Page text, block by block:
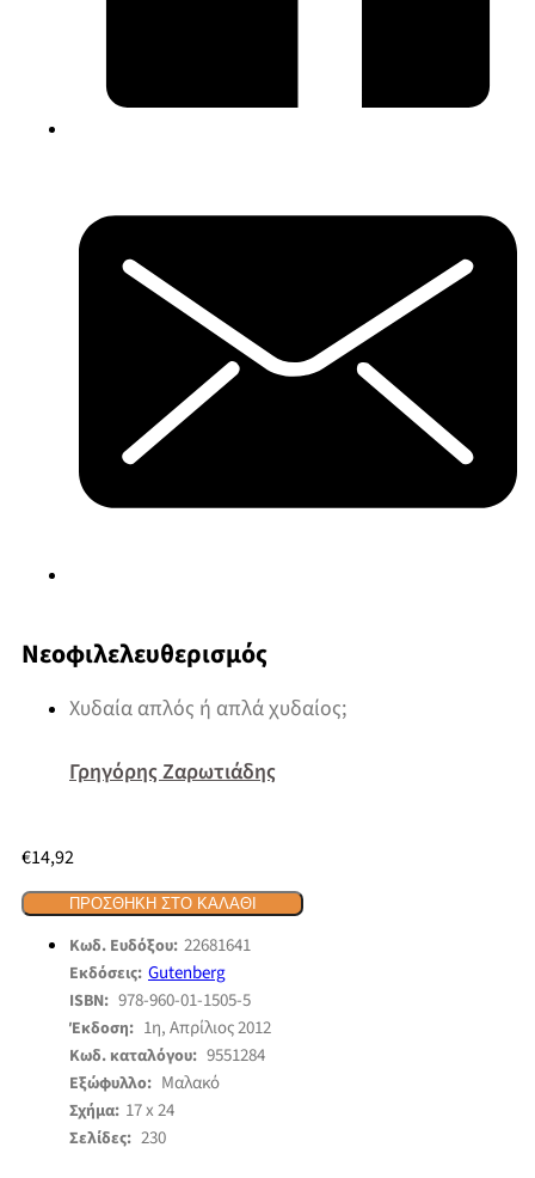
Νεοφιλελευθερισμός
Χυδαία απλός ή απλά χυδαίος;
Γρηγόρης Ζαρωτιάδης
€14,92
ΠΡΟΣΘΉΚΗ ΣΤΟ ΚΑΛΆΘΙ
Κωδ. Ευδόξου: 22681641
Εκδόσεις: Gutenberg
ISBN: 978-960-01-1505-5
Έκδοση: 1η, Απρίλιος 2012
Κωδ. καταλόγου: 9551284
Εξώφυλλο: Μαλακό
Σχήμα: 17 x 24
Σελίδες: 230